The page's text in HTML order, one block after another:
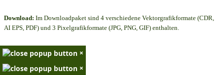
Download: Im Downloadpaket sind 4 verschiedene Vektorgrafikformate (CDR,
AI EPS, PDF) und 3 Pixelgrafikformate (JPG, PNG, GIF) enthalten.
×
×